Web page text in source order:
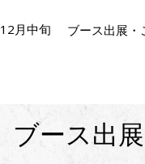
12月中旬 ブース出展
ブース出